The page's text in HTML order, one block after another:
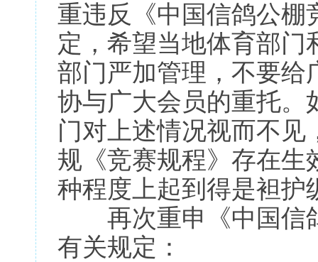
重违反《中国信鸽公棚
定，希望当地体育部门
部门严加管理，不要给
协与广大会员的重托。
门对上述情况视而不
规《竞赛规程》存在生
种程度上起到得是袒护
再次重申《中国信
有关规定：